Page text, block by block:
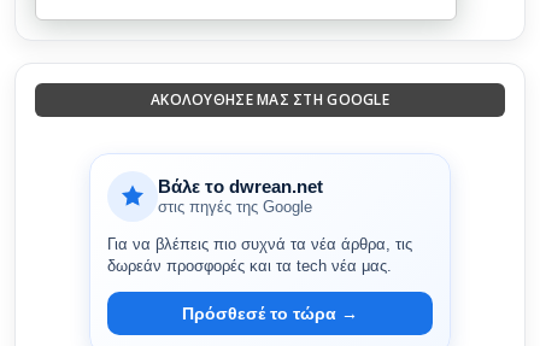
ΑΚΟΛΟΎΘΗΣΈ ΜΑΣ ΣΤΗ GOOGLE
Βάλε το dwrean.net
στις πηγές της Google
Για να βλέπεις πιο συχνά τα νέα άρθρα, τις
δωρεάν προσφορές και τα tech νέα μας.
Πρόσθεσέ το τώρα →